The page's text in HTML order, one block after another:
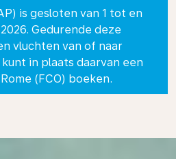
is gesloten van 1 tot en
Gedurende deze
vluchten van of naar
in plaats daarvan een
(FCO) boeken.